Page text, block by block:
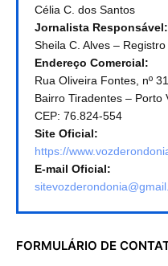
Célia C. dos Santos
Jornalista Responsável:
Sheila C. Alves –
Endereço Comercial:
Rua Oliveira Fontes, nº
Bairro Tiradentes – Porto
CEP: 76.824-554
Site Oficial:
https://
E-mail Oficial:
FORMULÁRIO DE